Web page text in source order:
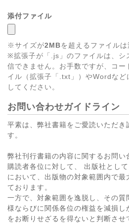
添付ファイル
※サイズが2MBを超えるファイルは
※拡張子が「.js」のファイルは、シ
信できません。お手数ですが、コー
イル（拡張子「.txt」）やWordなど
してください。
お問い合わせガイドライン
平素は、弊社書籍をご愛読いただき
す。
弊社刊行書籍の内容に関するお問い
購読者各位に対して、 出版社とし
において、出版物の対象範囲内で最
ております。
一方で、対象範囲を逸脱し、その質
様ならびに関係各位の権益を減損
をお断りせざるを得ないと判断させ